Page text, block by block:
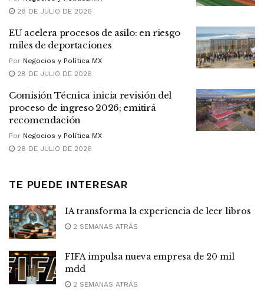
28 DE JULIO DE 2026
EU acelera procesos de asilo: en riesgo
miles de deportaciones
Por Negocios y Política MX
28 DE JULIO DE 2026
Comisión Técnica inicia revisión del
proceso de ingreso 2026; emitirá
recomendación
Por Negocios y Política MX
28 DE JULIO DE 2026
TE PUEDE INTERESAR
IA transforma la experiencia de leer libros
2 SEMANAS ATRÁS
FIFA impulsa nueva empresa de 20 mil
mdd
2 SEMANAS ATRÁS